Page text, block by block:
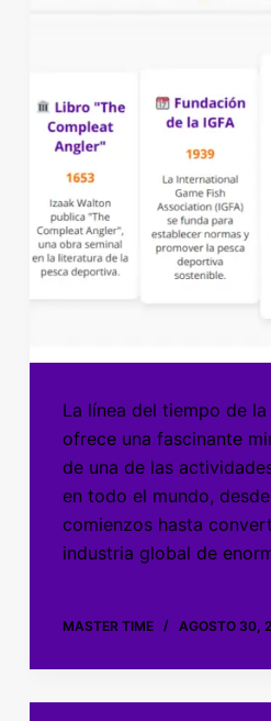
La línea del tiempo de
ofrece una fascinante
de una de las
en todo el mundo,
comienzos hasta
industria global de
MASTER TIME AGOSTO 30,